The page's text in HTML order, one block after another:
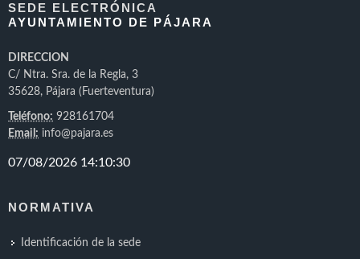
SEDE ELECTRÓNICA
AYUNTAMIENTO DE PÁJARA
DIRECCION
C/ Ntra. Sra. de la Regla, 3
35628, Pájara (Fuerteventura)
Teléfono: 928161704
Email: info@pajara.es
NORMATIVA
Identificación de la sede